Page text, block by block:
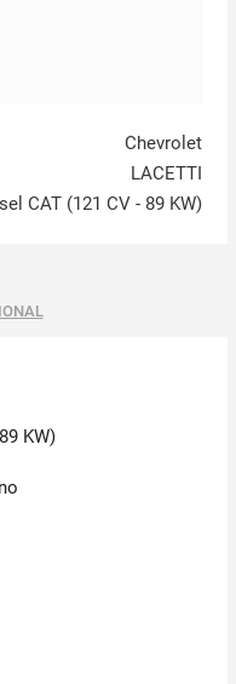
Chevrolet
LACETTI
CAT (121 CV - 89 KW)
KW)